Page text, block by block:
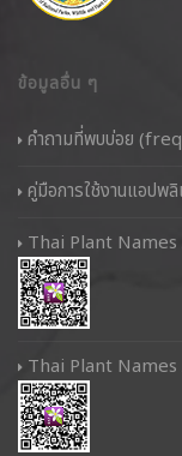
ข้อมูลอื่น ๆ
คำถามที่พบบ่อย
คู่มือการใช้งานแอปพ
Thai Plant
Thai Plant